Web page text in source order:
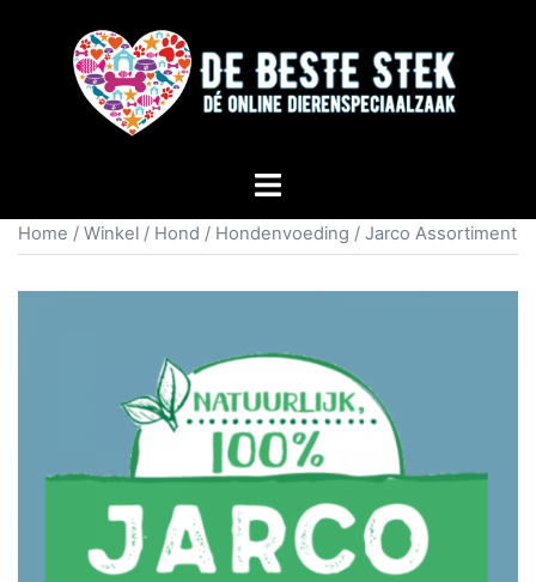
Home / Winkel / Hond / Hondenvoeding / Jarco Assortiment